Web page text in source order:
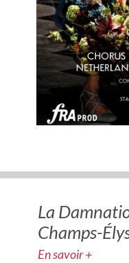
La
Champs-
En savoir +